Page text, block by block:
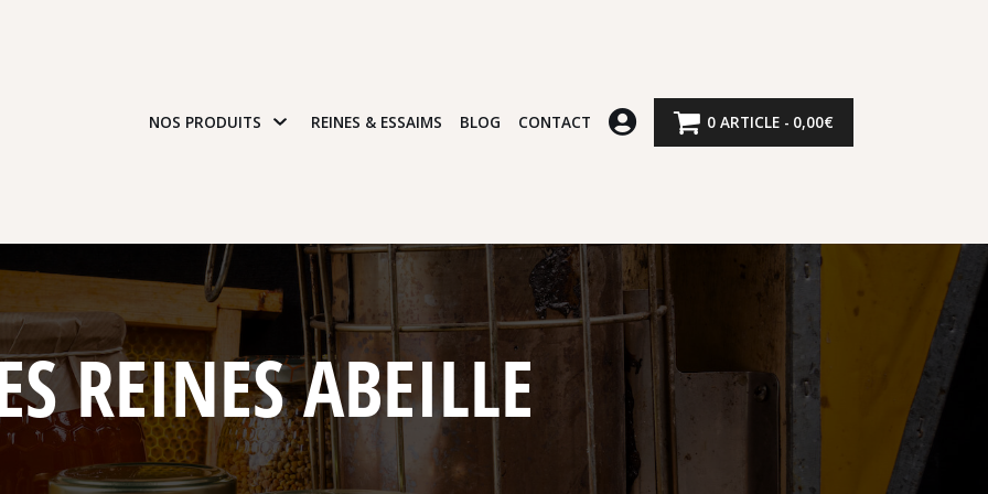
NOS PRODUITS REINES & ESSAIMS BLOG CONTACT 0 ARTICLE 0,00€
REINES ABEILLE